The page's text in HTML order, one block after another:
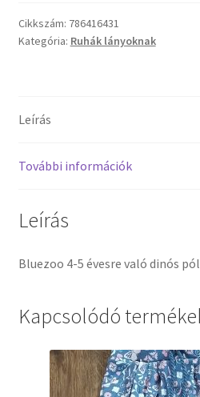
Cikkszám: 786416431
Kategória: Ruhák lányoknak
Leírás
További információk
Leírás
Bluezoo 4-5 évesre való dinós
Kapcsolódó